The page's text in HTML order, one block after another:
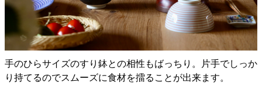
手のひらサイズのすり鉢との相性もばっちり。片手でしっか
り持てるのでスムーズに食材を擂ることが出来ます。